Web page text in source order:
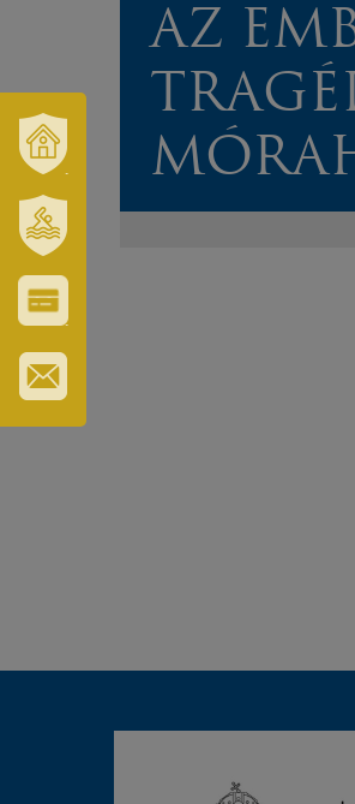
ÉS
TÉRSÉGÜNK
ERZSÉBET
GYÓGYFÜRDŐ
ÉS
TURISZTIKAI
KÁRTYA
AZ